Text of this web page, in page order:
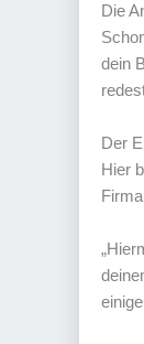
Die
dein
Der
Hier